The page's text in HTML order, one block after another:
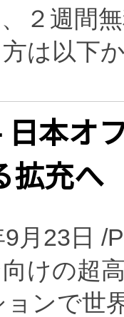
２週間
は以下
本オ
拡充へ
9月23日
けの超
ョンで世